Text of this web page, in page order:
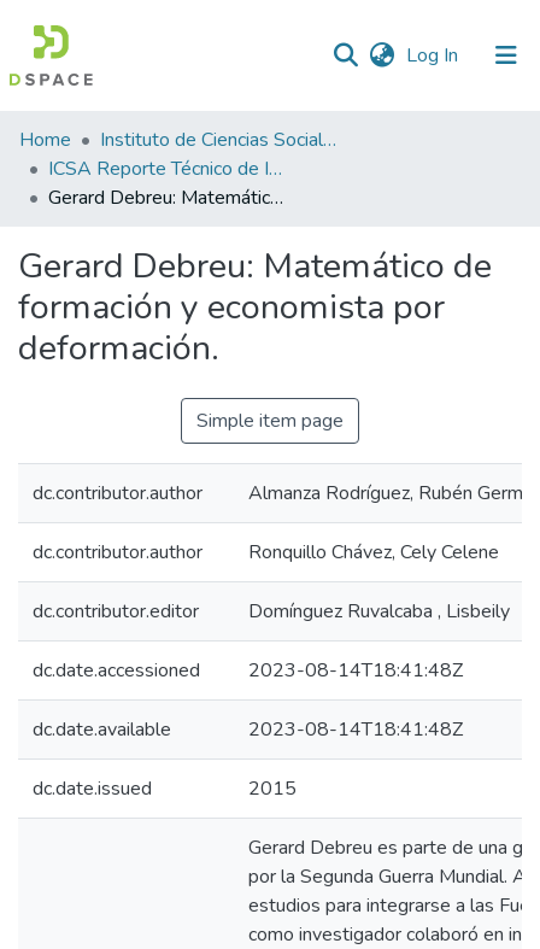
Log In (current)
Statistics
Home
Instituto de Ciencias Sociales y Administración
ICSA Reporte Técnico de Investigación
Gerard Debreu: Matemático de formación y economista por deformación.
Gerard Debreu: Matemático de
formación y economista por
deformación.
Simple item page
dc.contributor.author Almanza Rodríguez, Rubén
dc.contributor.author Ronquillo Chávez, Cely Celene
dc.contributor.editor Domínguez Ruvalcaba , Lisbeily
dc.date.accessioned 2023-08-14T18:41:48Z
dc.date.available 2023-08-14T18:41:48Z
dc.date.issued 2015
Gerard Debreu es parte de una
por la Segunda Guerra Mundial.
estudios para integrarse a las
como investigador colaboró en